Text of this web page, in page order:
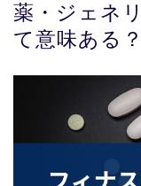
薬・ジェネ
て意味ある